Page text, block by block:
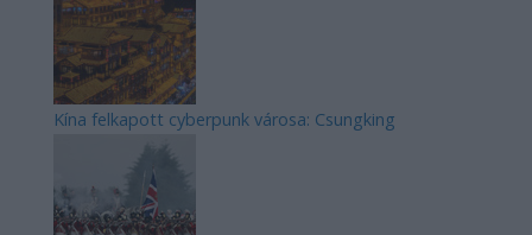
Kína felkapott cyberpunk városa: Csungking